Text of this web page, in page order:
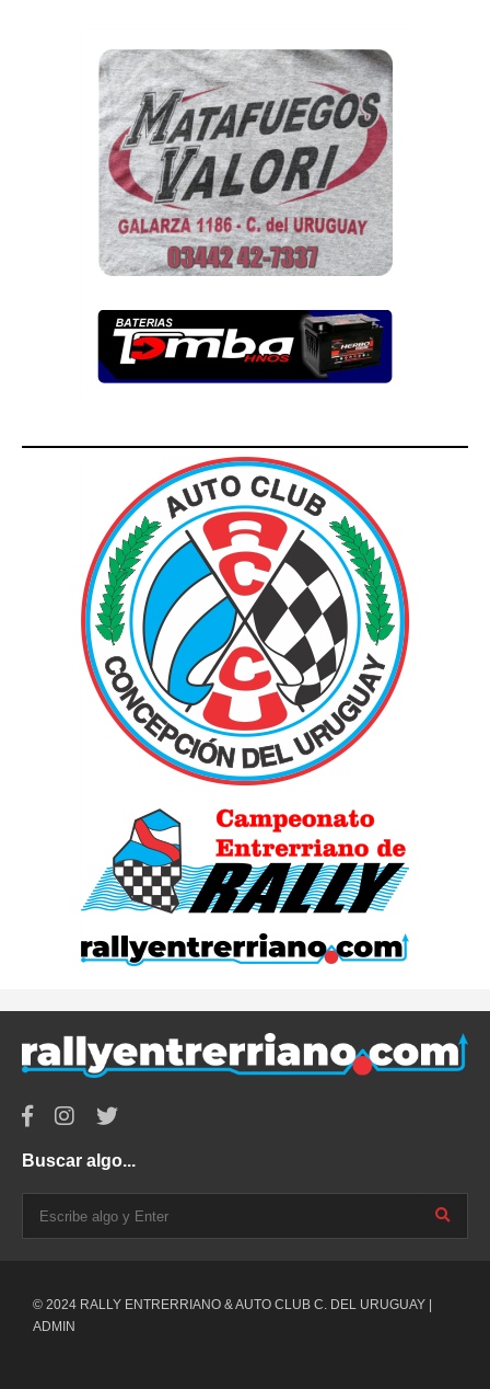
Buscar algo...
© 2024 RALLY ENTRERRIANO & AUTO CLUB C. DEL URUGUAY |
ADMIN